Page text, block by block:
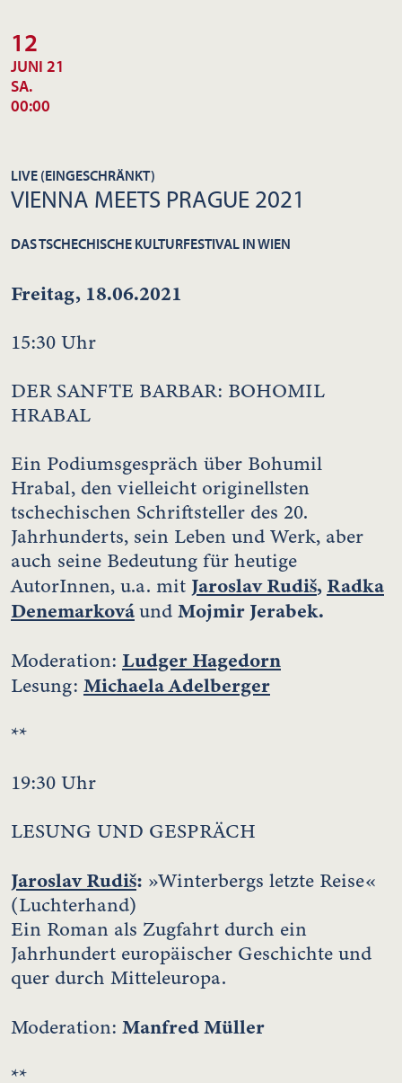
12
JUNI 21
SA.
00:00
LIVE (EINGESCHRÄNKT)
VIENNA MEETS PRAGUE 2021
DAS TSCHECHISCHE KULTURFESTIVAL IN WIEN
Freitag, 18.06.2021
15:30 Uhr
DER SANFTE BARBAR: BOHOMIL
HRABAL
Ein Podiumsgespräch über Bohumil
Hrabal, den vielleicht originellsten
tschechischen Schriftsteller des 20.
Jahrhunderts, sein Leben und Werk, aber
auch seine Bedeutung für heutige
AutorInnen, u.a. mit Jaroslav Rudiš,Radka
Denemarkováund Mojmir Jerabek.
Moderation: Ludger Hagedorn
Lesung: Michaela Adelberger
**
19:30 Uhr
LESUNG UND GESPRÄCH
Jaroslav Rudiš: »Winterbergs letzte Reise«
(Luchterhand)
Ein Roman als Zugfahrt durch ein
Jahrhundert europäischer Geschichte und
quer durch Mitteleuropa.
Moderation: Manfred Müller
**